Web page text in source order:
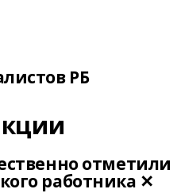
РБ
отметили
работника ✕